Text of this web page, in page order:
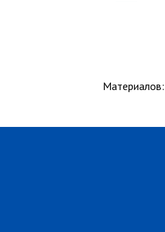
Материалов: